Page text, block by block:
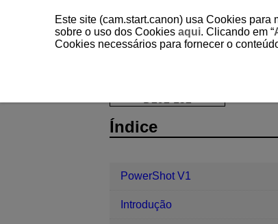
Índice
PowerShot V1
Introdução
Este site (cam.start.canon) usa Cookies
sobre o uso dos Cookies aqui. Clicando em “
Cookies necessários para fornecer o